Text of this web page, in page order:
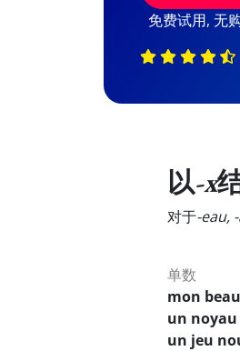
免费试用, 无
以-x
对于-eau,
单数
mon
un noyau
un jeu